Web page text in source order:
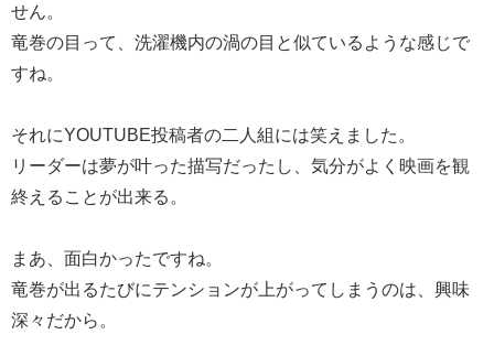
せん。
竜巻の目って、洗濯機内の渦の目と似ているような感じで
すね。
それにYOUTUBE投稿者の二人組には笑えました。
リーダーは夢が叶った描写だったし、気分がよく映画を観
終えることが出来る。
まあ、面白かったですね。
竜巻が出るたびにテンションが上がってしまうのは、興味
深々だから。